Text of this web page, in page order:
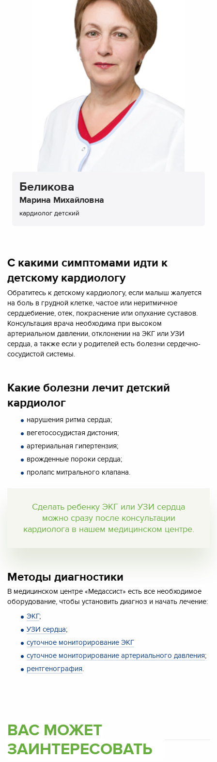
Беликова
Марина Михайловна
кардиолог детский
С какими симптомами идти к
детскому кардиологу
Обратитесь к детскому кардиологу, если малыш жалуется
на боль в грудной клетке, частое или неритмичное
сердцебиение, отек, покраснение или опухание суставов.
Консультация врача необходима при высоком
артериальном давлении, отклонении на ЭКГ или УЗИ
сердца, а также если у родителей есть болезни сердечно-
сосудистой системы.
Какие болезни лечит детский
кардиолог
нарушения ритма сердца;
вегетососудистая дистония;
артериальная гипертензия;
врожденные пороки сердца;
пролапс митрального клапана.
Сделать ребенку ЭКГ или УЗИ сердца
можно сразу после консультации
кардиолога в нашем медицинском центре.
Методы диагностики
В медицинском центре «Медассист» есть все необходимое
оборудование, чтобы установить диагноз и начать лечение:
ЭКГ;
УЗИ сердца;
суточное мониторирование ЭКГ
суточное мониторирование артериального давления;
рентгенография.
ВАС МОЖЕТ
ЗАИНТЕРЕСОВАТЬ